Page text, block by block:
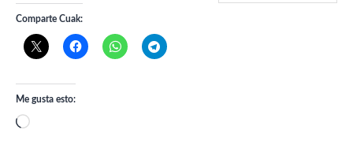
Comparte Cuak:
Me gusta esto:
Cargando...